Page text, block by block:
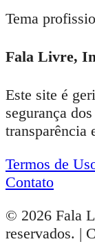
Tema
Fala Livre,
Este site é
segurança
transparência
Termos de
Contato
© 2026 Fala
reservados. |